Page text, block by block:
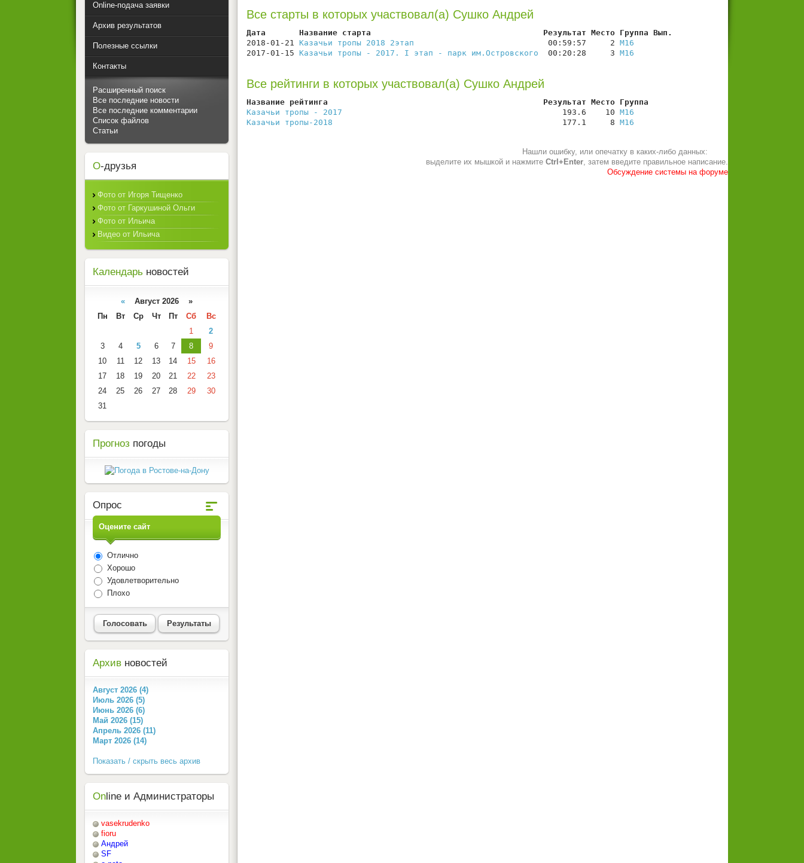
Все старты в которых участвовал(а) Сушко Андрей
Дата       Название старта                                    Результат Место Группа Вып.
2018-01-21 Казачьи тропы 2018 2этап
                            00:59:57     2
М16
2017-01-15 Казачьи тропы - 2017. I этап - парк им.Островского
  00:20:28     3
М16
Все рейтинги в которых участвовал(а) Сушко Андрей
Название рейтинга                                             Результат Место Группа
Казачьи тропы - 2017
                                              193.6    10
М16
Казачьи тропы-2018
                                                177.1     8
М16
Нашли ошибку, или опечатку в каких-либо данных:
выделите их мышкой и нажмите Ctrl+Enter, затем введите правильное написание.
Обсуждение системы на форуме
Online-подача заявки
Архив результатов
Полезные ссылки
Контакты
Расширенный поиск
Все последние новости
Все последние комментарии
Список файлов
Статьи
О-друзья
Фото от Игоря Тищенко
Фото от Гаркушиной Ольги
Фото от Ильича
Видео от Ильича
Календарь новостей
« Август 2026 »
Пн
Вт Ср Чт Пт Сб
Вс
1
2
3
4 5 6 7 8
9
10
11 12 13 14 15
16
17
18 19 20 21 22
23
24
25 26 27 28 29
30
31
Прогноз погоды
Опрос
Оцените сайт
Отлично
Хорошо
Удовлетворительно
Плохо
Голосовать Результаты
Архив новостей
Август 2026 (4)
Июль 2026 (5)
Июнь 2026 (6)
Май 2026 (15)
Апрель 2026 (11)
Март 2026 (14)
Показать / скрыть весь архив
On line и Администраторы
vasekrudenko
fioru
Андрей
SF